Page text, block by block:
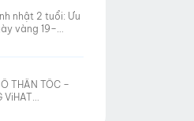
nhật 2 tuổi: Ưu
vàng 19–
THẦN TỐC –
ViHAT